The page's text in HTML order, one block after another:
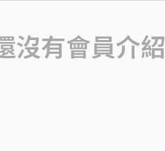
沒有會員介紹